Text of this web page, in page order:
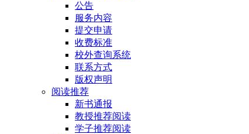
公告
服务内容
提交申请
收费标准
校外查询系统
联系方式
版权声明
阅读推荐
新书通报
教授推荐阅读
学子推荐阅读